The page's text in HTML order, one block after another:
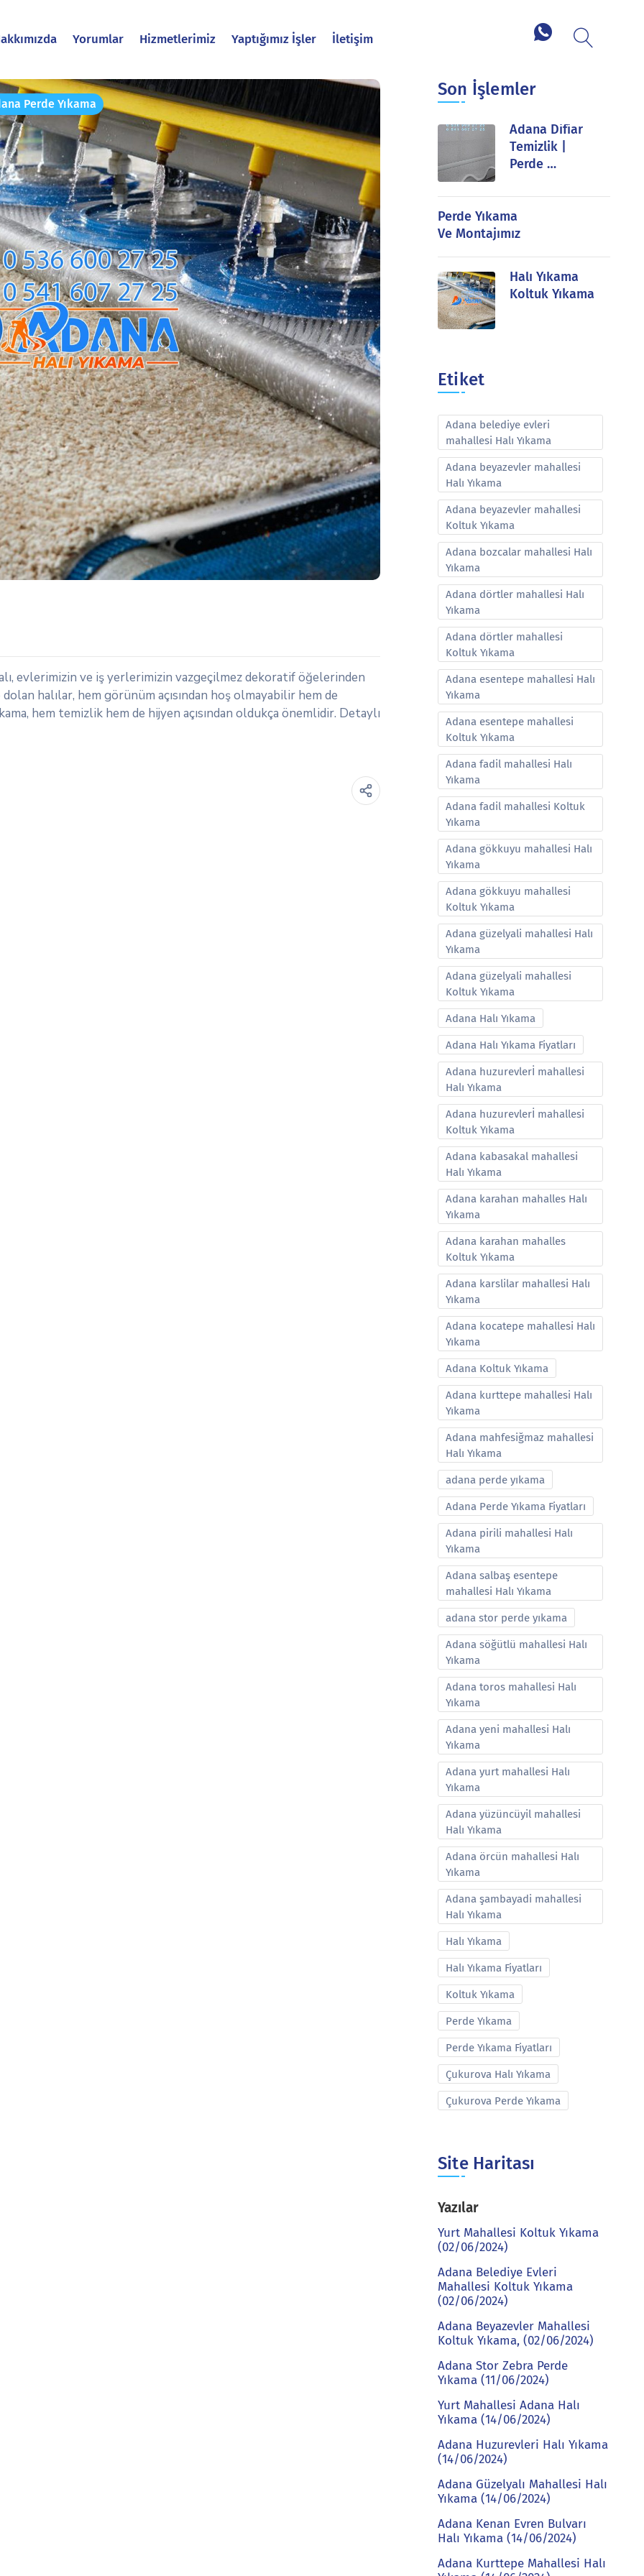
Yorumlar Hizmetlerimiz Yaptığımız İşler İletişim
Perde Yıkama
evlerimizin ve iş yerlerimizin vazgeçilmez dekoratif öğelerinden
halılar, hem görünüm açısından hoş olmayabilir hem de
hem temizlik hem de hijyen açısından oldukça önemlidir. Detaylı
Son İşlemler
Adana Difiar
Temizlik |
Perde …
Perde Yıkama
Ve Montajımız
Halı Yıkama
Koltuk Yıkama
Etiket
Adana belediye evleri
mahallesi Halı Yıkama
Adana beyazevler mahallesi
Halı Yıkama
Adana beyazevler mahallesi
Koltuk Yıkama
Adana bozcalar mahallesi Halı
Yıkama
Adana dörtler mahallesi Halı
Yıkama
Adana dörtler mahallesi
Koltuk Yıkama
Adana esentepe mahallesi Halı
Yıkama
Adana esentepe mahallesi
Koltuk Yıkama
Adana fadil mahallesi Halı
Yıkama
Adana fadil mahallesi Koltuk
Yıkama
Adana gökkuyu mahallesi Halı
Yıkama
Adana gökkuyu mahallesi
Koltuk Yıkama
Adana güzelyali mahallesi Halı
Yıkama
Adana güzelyali mahallesi
Koltuk Yıkama
Adana Halı Yıkama
Adana Halı Yıkama Fiyatları
Adana huzurevlerİ mahallesi
Halı Yıkama
Adana huzurevlerİ mahallesi
Koltuk Yıkama
Adana kabasakal mahallesi
Halı Yıkama
Adana karahan mahalles Halı
Yıkama
Adana karahan mahalles
Koltuk Yıkama
Adana karslilar mahallesi Halı
Yıkama
Adana kocatepe mahallesi Halı
Yıkama
Adana Koltuk Yıkama
Adana kurttepe mahallesi Halı
Yıkama
Adana mahfesiğmaz mahallesi
Halı Yıkama
adana perde yıkama
Adana Perde Yıkama Fiyatları
Adana pirili mahallesi Halı
Yıkama
Adana salbaş esentepe
mahallesi Halı Yıkama
adana stor perde yıkama
Adana söğütlü mahallesi Halı
Yıkama
Adana toros mahallesi Halı
Yıkama
Adana yeni mahallesi Halı
Yıkama
Adana yurt mahallesi Halı
Yıkama
Adana yüzüncüyil mahallesi
Halı Yıkama
Adana örcün mahallesi Halı
Yıkama
Adana şambayadi mahallesi
Halı Yıkama
Halı Yıkama
Halı Yıkama Fiyatları
Koltuk Yıkama
Perde Yıkama
Perde Yıkama Fiyatları
Çukurova Halı Yıkama
Çukurova Perde Yıkama
Site Haritası
Yazılar
Yurt Mahallesi Koltuk Yıkama
(02/06/2024)
Adana Belediye Evleri
Mahallesi Koltuk Yıkama
(02/06/2024)
Adana Beyazevler Mahallesi
Koltuk Yıkama, (02/06/2024)
Adana Stor Zebra Perde
Yıkama (11/06/2024)
Yurt Mahallesi Adana Halı
Yıkama (14/06/2024)
Adana Huzurevleri Halı Yıkama
(14/06/2024)
Adana Güzelyalı Mahallesi Halı
Yıkama (14/06/2024)
Adana Kenan Evren Bulvarı
Halı Yıkama (14/06/2024)
Adana Kurttepe Mahallesi Halı